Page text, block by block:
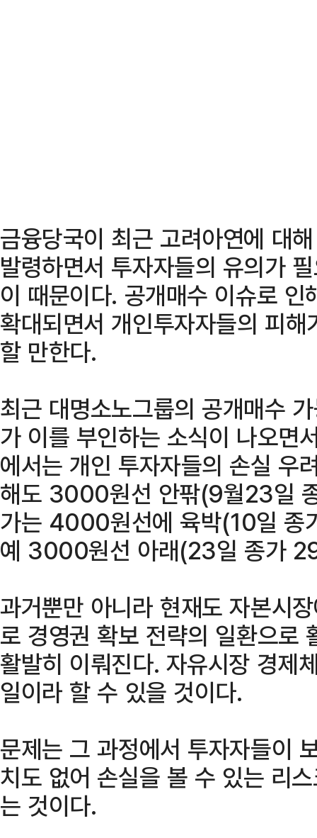
금융당국이 최근 고려아연에 대
발령하면서 투자자들의 유의가
이 때문이다. 공개매수 이슈로
확대되면서 개인투자자들의 피
할 만한다.
최근 대명소노그룹의 공개매수
가 이를 부인하는 소식이 나오면
에서는 개인 투자자들의 손실 우
해도 3000원선 안팎(9월23일
가는 4000원선에 육박(10일 종
예 3000원선 아래(23일 종가
과거뿐만 아니라 현재도 자본시
로 경영권 확보 전략의 일환으로
활발히 이뤄진다. 자유시장 경제
일이라 할 수 있을 것이다.
문제는 그 과정에서 투자자들이
치도 없어 손실을 볼 수 있는 리
는 것이다.